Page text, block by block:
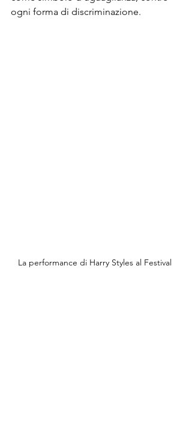
ogni forma di discriminazione.
La performance di Harry Styles al Festival